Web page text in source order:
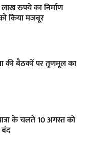
रुपये का निर्माण
किया मजबूर
की बैठकों पर तृणमूल का
के चलते 10 अगस्त को